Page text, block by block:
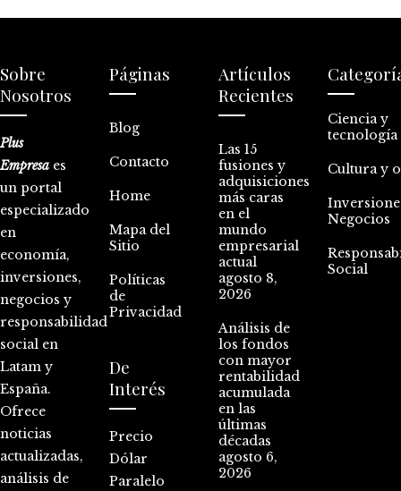
Sobre
Nosotros
Plus
Empresa es
un portal
especializado
en
economía,
inversiones,
negocios y
responsabilidad
social en
Latam y
España.
Ofrece
noticias
actualizadas,
análisis de
Páginas
Blog
Contacto
Home
Mapa del
Sitio
Políticas
de
Privacidad
De
Interés
Precio
Dólar
Paralelo
Artículos
Recientes
Las 15
fusiones y
adquisiciones
más caras
en el
mundo
empresarial
actual
agosto 8,
2026
Análisis de
los fondos
con mayor
rentabilidad
acumulada
en las
últimas
décadas
agosto 6,
2026
Ciencia y
tecnología
Cultura y
Negocios
Social